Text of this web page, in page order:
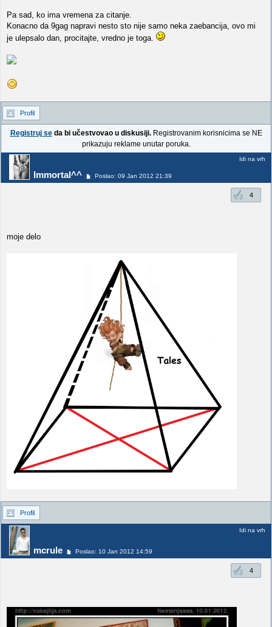
Pa sad, ko ima vremena za citanje.
Konacno da 9gag napravi nesto sto nije samo neka zaebancija, ovo mi
je ulepsalo dan, procitajte, vredno je toga.
Profil
Registruj seda bi učestvovao u diskusiji.Registrovanim korisnicima se NE
prikazuju reklame unutar poruka.
Immortal^^ Poslao: 09 Jan 2012 21:39
Idi na vrh
4
moje delo
Profil
mcrule Poslao: 10 Jan 2012 14:59
Idi na vrh
4